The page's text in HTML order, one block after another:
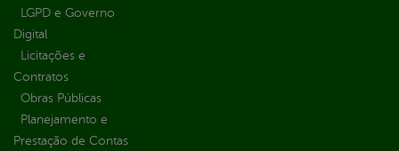
LGPD e Governo
Digital
Licitações e
Contratos
Obras Públicas
Planejamento e
Prestação de Contas